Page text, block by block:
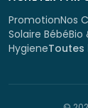
PromotionNos
Solaire BébéBio
Hygiene